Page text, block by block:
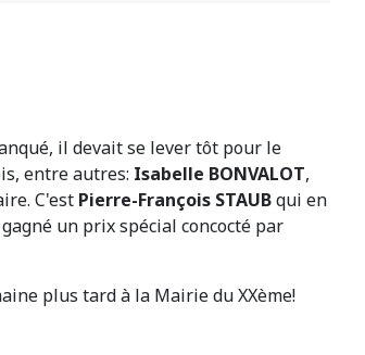
il devait se lever tôt pour le
entre autres: Isabelle BONVALOT,
C'est Pierre-François STAUBqui en
un prix spécial concocté par
plus tard à la Mairie du XXème!